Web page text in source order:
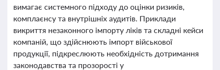
вимагає системного підходу до оцінки ризиків,
комплаєнсу та внутрішніх аудитів. Приклади
викриття незаконного імпорту ліків та складні кейси
компаній, що здійснюють імпорт військової
продукції, підкреслюють необхідність дотримання
законодавства та прозорості у